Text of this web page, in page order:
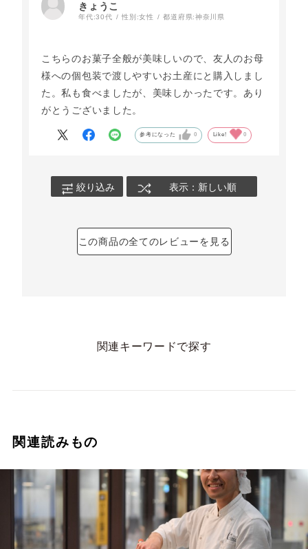
きょうこ
年代:30代 性別:女性 都道府県:神奈川県
こちらのお菓子全般が美味しいので、友人のお母
様への個包装で渡しやすいお土産にと購入しまし
た。私も食べましたが、美味しかったです。あり
がとうございました。
参考になった 0 Like! 0
絞り込み 表示：新しい順
この商品の全てのレビューを見る
関連キーワードで探す
関連読みもの